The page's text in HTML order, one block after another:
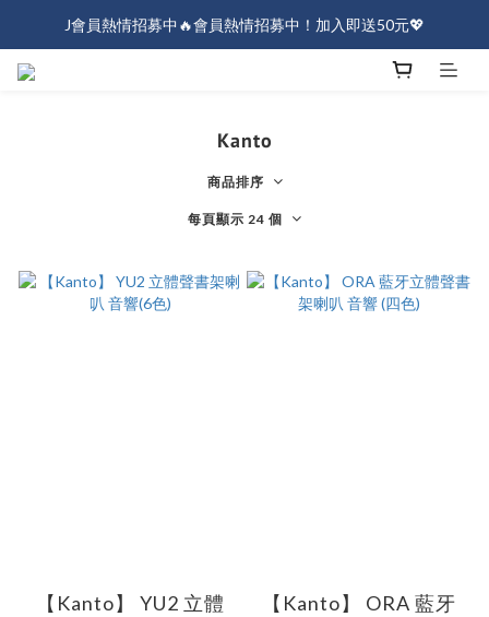
J會員熱情招募中🔥會員熱情招募中！加入即送50元💖
J會員熱情招募中🔥會員熱情招募中！加入即送50元💖
Kanto
商品排序
每頁顯示 24 個
【Kanto】 YU2 立體
【Kanto】 ORA 藍牙